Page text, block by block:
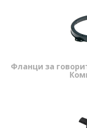
Фланци за